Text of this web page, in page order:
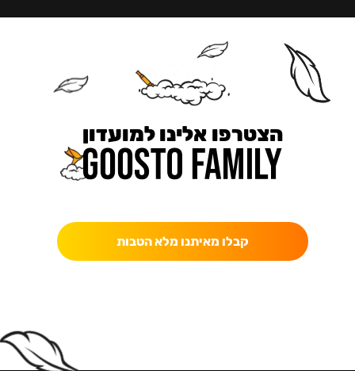
הצטרפו אלינו למועדון
קבלו מאיתנו מלא הטבות